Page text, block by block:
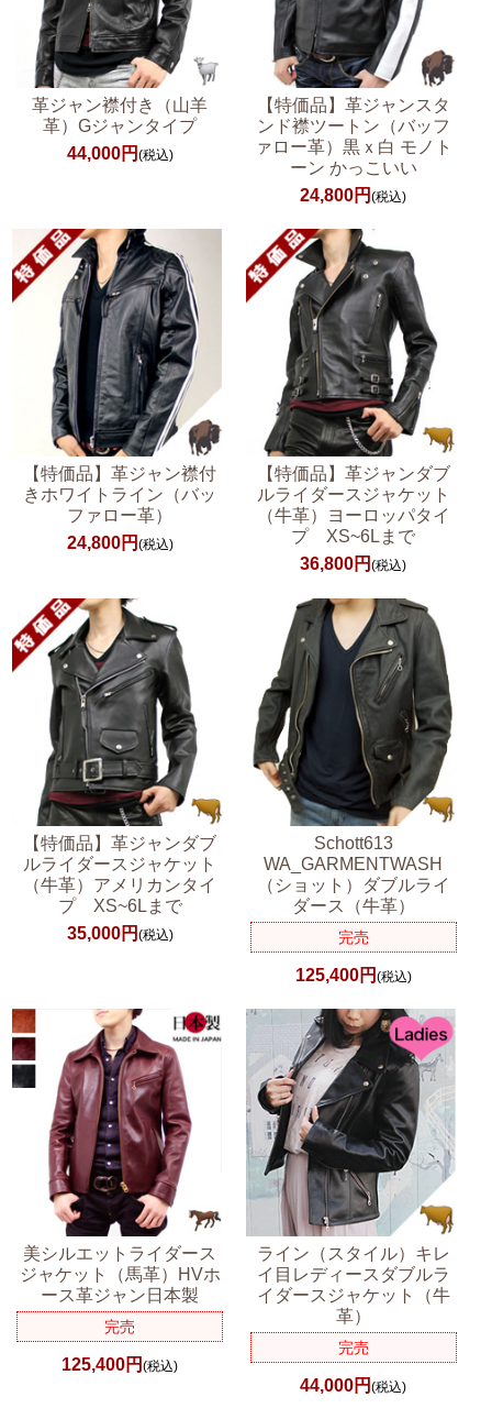
革ジャン襟付き（山羊
革）Gジャンタイプ
44,000円 (税込)
【特価品】革ジャンスタ
ンド襟ツートン（バッフ
ァロー革）黒ｘ白 モノト
ーン かっこいい
24,800円(税込)
【特価品】革ジャン襟付
きホワイトライン（バッ
ファロー革）
24,800円 (税込)
【特価品】革ジャンダブ
ルライダースジャケット
（牛革）ヨーロッパタイ
プ XS~6Lまで
36,800円(税込)
【特価品】革ジャンダブ
ルライダースジャケット
（牛革）アメリカンタイ
プ XS~6Lまで
35,000円 (税込)
Schott613
WA_GARMENTWASH
（ショット）ダブルライ
ダース（牛革）
完売
125,400円 (税込)
美シルエットライダース
ジャケット（馬革）HVホ
ース革ジャン日本製
完売
125,400円(税込)
ライン（スタイル）キレ
イ目レディースダブルラ
イダースジャケット（牛
革）
完売
44,000円(税込)